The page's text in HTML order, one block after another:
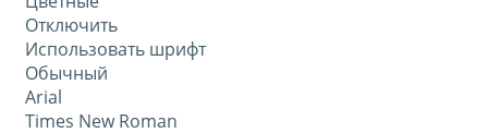
Отключить
Использовать шрифт
Обычный
Arial
Times New Roman